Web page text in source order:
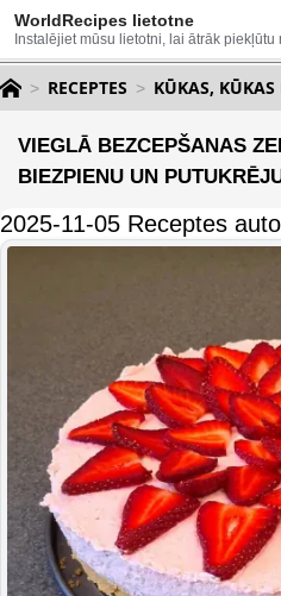
WorldRecipes lietotne
Instalējiet mūsu lietotni, lai ātrāk piekļūtu
RECEPTES KŪKAS, KŪKAS
VIEGLĀ BEZCEPŠANAS
BIEZPIENU UN
2025-11-05 Receptes